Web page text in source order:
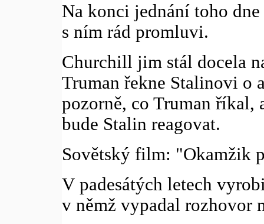
Na konci jednání toho
s ním rád promluvi.
Churchill jim stál docela
Truman řekne Stalinovi o
pozorně, co Truman říkal,
bude Stalin reagovat.
Sovětský film: "Okamžik
V padesátých letech
v němž vypadal rozhovor